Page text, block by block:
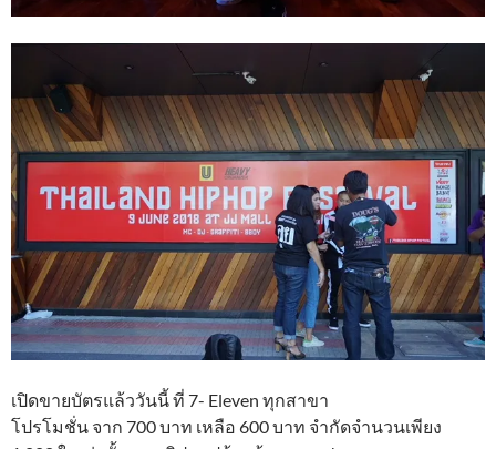
เปิดขายบัตรแล้ววันนี้ ที่ 7- Eleven ทุกสาขา
โปรโมชั่น จาก 700 บาท เหลือ 600 บาท จำกัดจำนวนเพียง